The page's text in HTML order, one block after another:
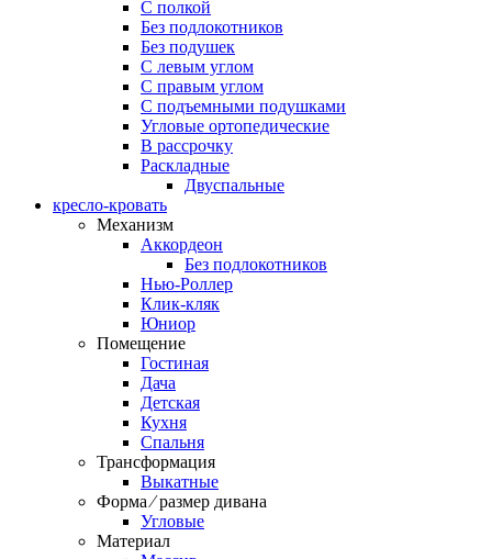
С полкой
Без подлокотников
Без подушек
C левым углом
C правым углом
С подъемными подушками
Угловые ортопедические
В рассрочку
Раскладные
Двуспальные
кресло-кровать
Механизм
Аккордеон
Без подлокотников
Нью-Роллер
Клик-кляк
Юниор
Помещение
Гостиная
Дача
Детская
Кухня
Спальня
Трансформация
Выкатные
Форма ⁄ размер дивана
Угловые
Материал